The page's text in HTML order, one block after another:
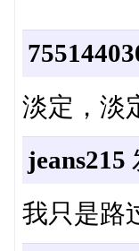
淡定，
jeans215
我只是路